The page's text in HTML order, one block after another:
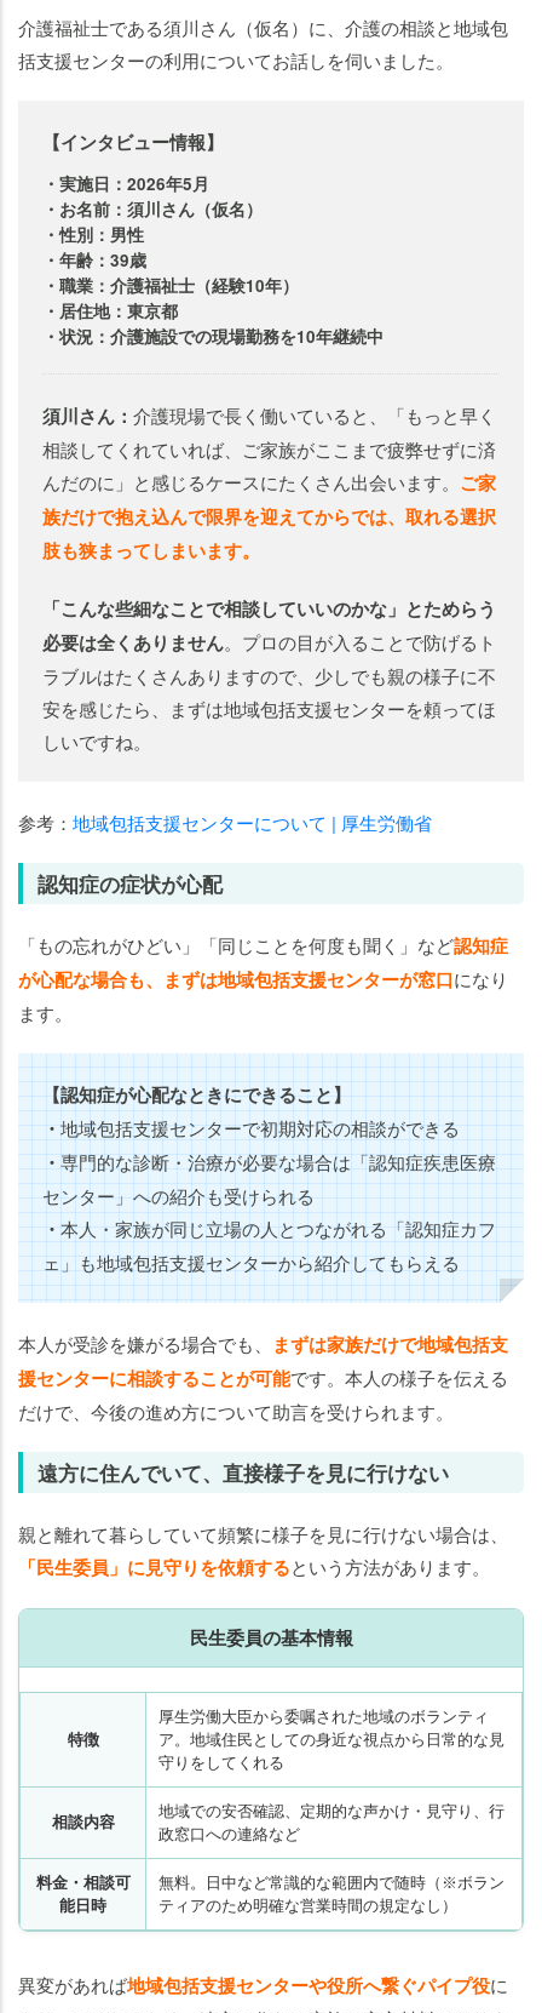
介護福祉士である須川さん（仮名）に、介護の相談と地域包
括支援センターの利用についてお話しを伺いました。
【インタビュー情報】
・実施日：2026年5月
・お名前：須川さん（仮名）
・性別：男性
・年齢：39歳
・職業：介護福祉士（経験10年）
・居住地：東京都
・状況：介護施設での現場勤務を10年継続中
須川さん： 介護現場で長く働いていると、「もっと早く
相談してくれていれば、ご家族がここまで疲弊せずに済
んだのに」と感じるケースにたくさん出会います。 ご家
族だけで抱え込んで限界を迎えてからでは、取れる選択
肢も狭まってしまいます。
「こんな些細なことで相談していいのかな」とためらう
必要は全くありません。プロの目が入ることで防げるト
ラブルはたくさんありますので、少しでも親の様子に不
安を感じたら、まずは地域包括支援センターを頼ってほ
しいですね。
参考： 地域包括支援センターについて | 厚生労働省
認知症の症状が心配
「もの忘れがひどい」「同じことを何度も聞く」など認知症
が心配な場合も、まずは地域包括支援センターが窓口になり
ます。
【認知症が心配なときにできること】
・地域包括支援センターで初期対応の相談ができる
・専門的な診断・治療が必要な場合は「認知症疾患医療
センター」への紹介も受けられる
・本人・家族が同じ立場の人とつながれる「認知症カフ
ェ」も地域包括支援センターから紹介してもらえる
本人が受診を嫌がる場合でも、 まずは家族だけで地域包括支
援センターに相談することが可能です。本人の様子を伝える
だけで、今後の進め方について助言を受けられます。
遠方に住んでいて、直接様子を見に行けない
親と離れて暮らしていて頻繁に様子を見に行けない場合は、
「民生委員」に見守りを依頼するという方法があります。
民生委員の基本情報
特徴
厚生労働大臣から委嘱された地域のボランティ
ア。地域住民としての身近な視点から日常的な見
守りをしてくれる
相談内容
地域での安否確認、定期的な声かけ・見守り、行
政窓口への連絡など
料金・相談可
能日時
無料。日中など常識的な範囲内で随時（※ボラン
ティアのため明確な営業時間の規定なし）
異変があれば地域包括支援センターや役所へ繋ぐパイプ役に